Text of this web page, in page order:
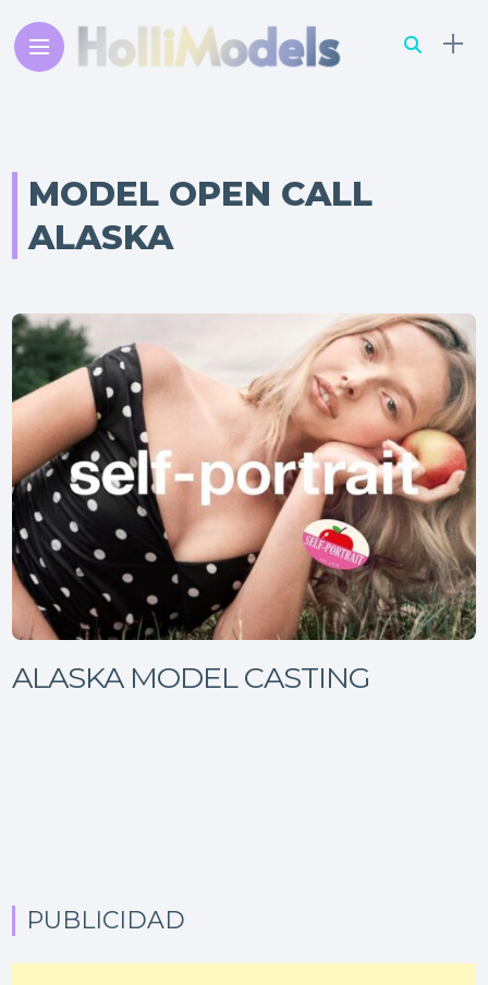
MODEL OPEN CALL
ALASKA
ALASKA MODEL CASTING
PUBLICIDAD